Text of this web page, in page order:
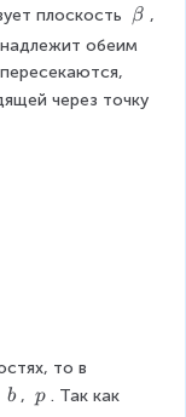
плоскость \
b
a
β ,
обеим
через точку
то в
\
b , \
p . Так как